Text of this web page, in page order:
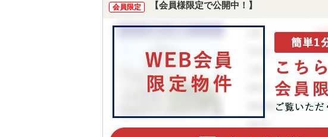
会員限定 【会員様限定で公開中！】